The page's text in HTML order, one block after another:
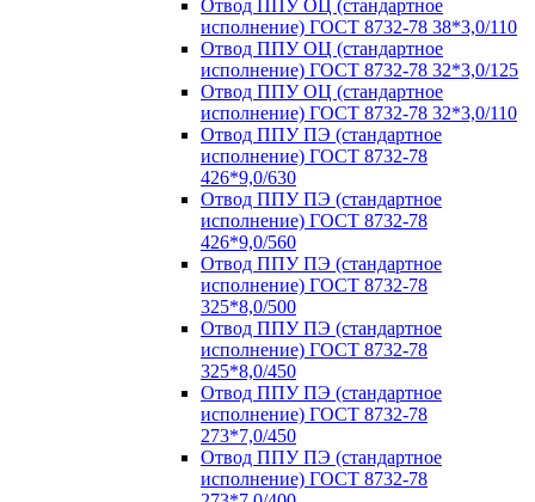
Отвод ППУ ОЦ (стандартное
исполнение) ГОСТ 8732-78 38*3,0/110
Отвод ППУ ОЦ (стандартное
исполнение) ГОСТ 8732-78 32*3,0/125
Отвод ППУ ОЦ (стандартное
исполнение) ГОСТ 8732-78 32*3,0/110
Отвод ППУ ПЭ (стандартное
исполнение) ГОСТ 8732-78
426*9,0/630
Отвод ППУ ПЭ (стандартное
исполнение) ГОСТ 8732-78
426*9,0/560
Отвод ППУ ПЭ (стандартное
исполнение) ГОСТ 8732-78
325*8,0/500
Отвод ППУ ПЭ (стандартное
исполнение) ГОСТ 8732-78
325*8,0/450
Отвод ППУ ПЭ (стандартное
исполнение) ГОСТ 8732-78
273*7,0/450
Отвод ППУ ПЭ (стандартное
исполнение) ГОСТ 8732-78